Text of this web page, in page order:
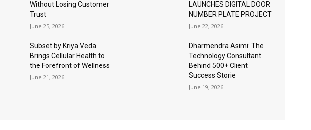
Without Losing Customer
Trust
June 25, 2026
LAUNCHES DIGITAL DOOR
NUMBER PLATE PROJECT
June 22, 2026
Subset by Kriya Veda
Brings Cellular Health to
the Forefront of Wellness
June 21, 2026
Dharmendra Asimi: The
Technology Consultant
Behind 500+ Client
Success Storie
June 19, 2026